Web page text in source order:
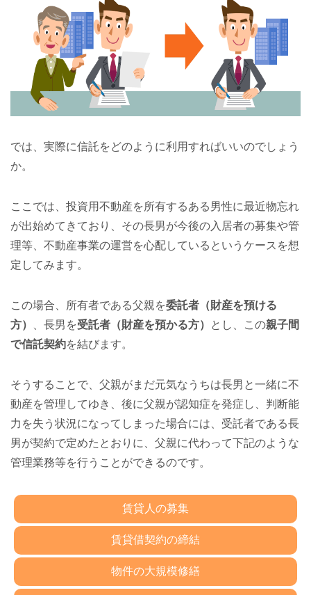
では、実際に信託をどのように利用すればいいのでしょう
か。
ここでは、投資用不動産を所有するある男性に最近物忘れ
が出始めてきており、その長男が今後の入居者の募集や管
理等、不動産事業の運営を心配しているというケースを想
定してみます。
この場合、所有者である父親を委託者（財産を預ける
方）
、長男を受託者（財産を預かる方） とし、この親子間
で信託契約を結びます。
そうすることで、父親がまだ元気なうちは長男と一緒に不
動産を管理してゆき、後に父親が認知症を発症し、判断能
力を失う状況になってしまった場合には、受託者である長
男が契約で定めたとおりに、父親に代わって下記のような
管理業務等を行うことができるのです。
賃貸人の募集
賃貸借契約の締結
物件の大規模修繕